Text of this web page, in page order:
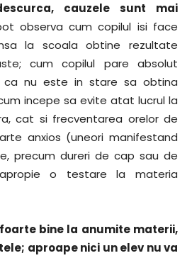
cauzele sunt mai
observa cum copilul isi face
la scoala obtine rezultate
cum copilul pare absolut
ca nu este in stare sa obtina
incepe sa evite atat lucrul la
cat si frecventarea orelor de
anxios (uneori manifestand
precum dureri de cap sau de
o testare la materia
bine la anumite materii,
aproape nici un elev nu va